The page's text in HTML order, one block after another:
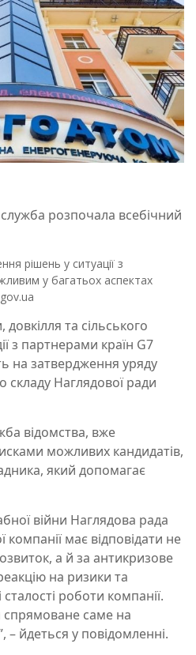
розпочала всебічний
рішень у ситуації з
у багатьох аспектах
та сільського
з партнерами країн G7
на затвердження уряду
складу Наглядової ради
відомства, вже
можливих кандидатів,
який допомагає
війни Наглядова рада
має відповідати не
а й за антикризове
на ризики та
роботи компанії.
саме на
– йдеться у повідомленні.